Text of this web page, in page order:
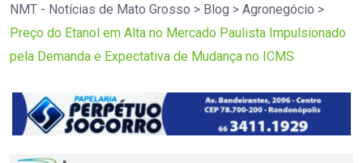
NMT - Notícias de Mato Grosso > Blog > Agronegócio >
Preço do Etanol em Alta no Mercado Paulista Impulsionado
pela Demanda e Expectativa de Mudança no ICMS